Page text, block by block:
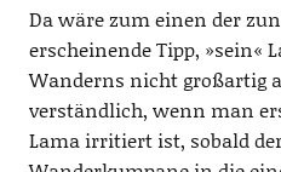
Da wäre zum einen der
erscheinende Tipp, »sein«
Wanderns nicht großartig
verständlich, wenn man
Lama irritiert ist, sobald